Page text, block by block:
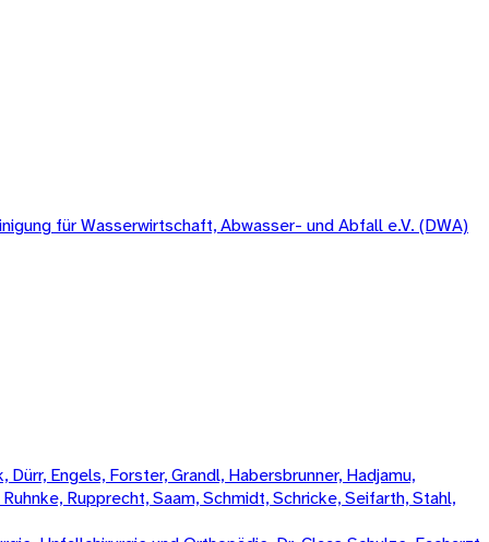
für Wasserwirtschaft, Abwasser- und Abfall e.V. (DWA)
Engels, Forster, Grandl, Habersbrunner, Hadjamu,
Rupprecht, Saam, Schmidt, Schricke, Seifarth, Stahl,